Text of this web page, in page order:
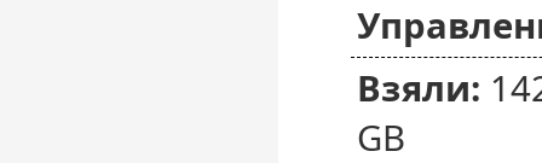
Взяли:
GB